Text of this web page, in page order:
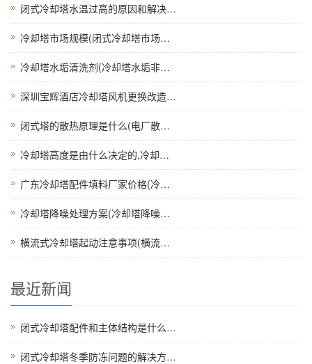
闭式冷却塔水温过高的原因和解决…
冷却塔市场规模(闭式冷却塔市场…
冷却塔水垢清洗剂(冷却塔水垢非…
深圳宝辉酒店冷却塔风机更换改造…
闭式塔的散热原理是什么(电厂散…
冷却塔高度是由什么决定的,冷却…
广东冷却塔配件填料厂家价格(冷…
冷却塔降噪处理方案(冷却塔降噪…
横流式冷却塔起动注意事项(横流…
最近新闻
闭式冷却塔配件和主体结构是什么…
闭式冷却塔冬季防冻问题的解决方…